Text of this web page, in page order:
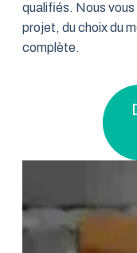
qualifiés. Nous
projet, du choix du
complète.